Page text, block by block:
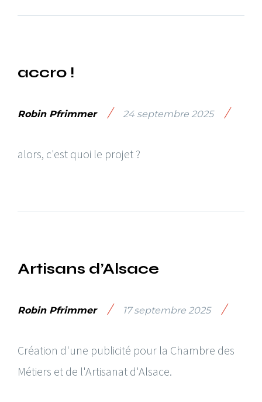
accro !
Robin Pfrimmer / 24 septembre 2025 /
alors, c'est quoi le projet ?
Artisans d’Alsace
Robin Pfrimmer / 17 septembre 2025 /
Création d'une publicité pour la Chambre des
Métiers et de l'Artisanat d'Alsace.